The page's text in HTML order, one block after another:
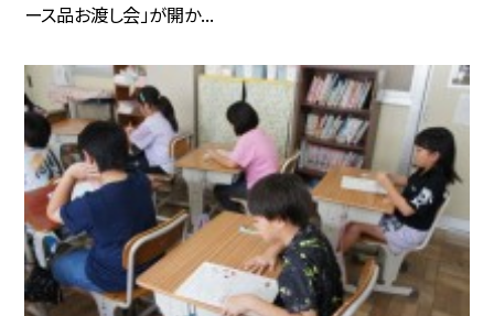
ース品お渡し会」が開か...